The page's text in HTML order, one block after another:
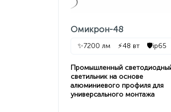
Омикрон-48
✨7200 лм ⚡48 вт 🛡️ip65
Промышленный
светильник на основе
алюминиевого профиля для
универсального монтажа